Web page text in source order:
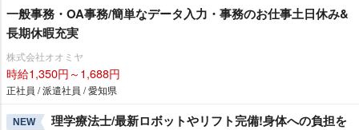
一般事務・OA事務/簡単なデータ入力・事務のお仕事土日休み&
長期休暇充実
株式会社オオミヤ
時給1,350円～1,688円
正社員 / 派遣社員 / 愛知県
NEW
理学療法士/最新ロボットやリフト完備!身体への負担を